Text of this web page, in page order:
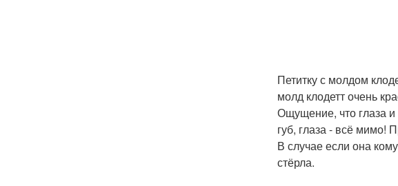
Петитку с молдом
молд клодетт очень
Ощущение, что глаза
губ, глаза - всё мимо!
В случае если она
стёрла.